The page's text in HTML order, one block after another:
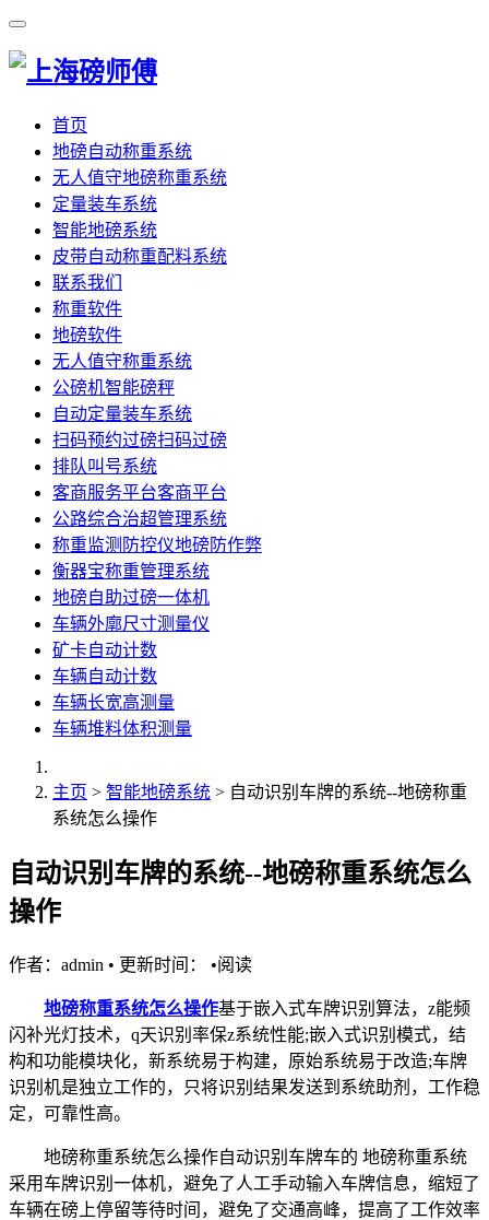
首页
地磅自动称重系统
无人值守地磅称重系统
定量装车系统
智能地磅系统
皮带自动称重配料系统
联系我们
称重软件
地磅软件
无人值守称重系统
公磅机智能磅秤
自动定量装车系统
扫码预约过磅扫码过磅
排队叫号系统
客商服务平台客商平台
公路综合治超管理系统
称重监测防控仪地磅防作弊
衡器宝称重管理系统
地磅自助过磅一体机
车辆外廓尺寸测量仪
矿卡自动计数
车辆自动计数
车辆长宽高测量
车辆堆料体积测量
主页 > 智能地磅系统 > 自动识别车牌的系统--地磅称重
系统怎么操作
自动识别车牌的系统--地磅称重系统怎么
操作
作者：admin • 更新时间： •阅读
地磅称重系统怎么操作基于嵌入式车牌识别算法，z能频
闪补光灯技术，q天识别率保z系统性能;嵌入式识别模式，结
构和功能模块化，新系统易于构建，原始系统易于改造;车牌
识别机是独立工作的，只将识别结果发送到系统助剂，工作稳
定，可靠性高。
地磅称重系统怎么操作自动识别车牌车的 地磅称重系统
采用车牌识别一体机，避免了人工手动输入车牌信息，缩短了
车辆在磅上停留等待时间，避免了交通高峰，提高了工作效率